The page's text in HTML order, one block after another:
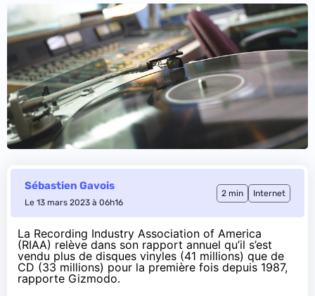
Sébastien Gavois
Le 13 mars 2023 à 06h16
2 min Internet
La Recording Industry Association of America
(RIAA) relève dans son rapport annuel qu’il s’est
vendu plus de disques vinyles (41 millions) que de
CD (33 millions) pour la première fois depuis 1987,
rapporte Gizmodo.